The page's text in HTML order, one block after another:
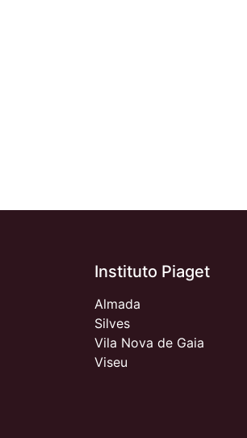
Instituto Piaget
Almada
Silves
Vila Nova de Gaia
Viseu